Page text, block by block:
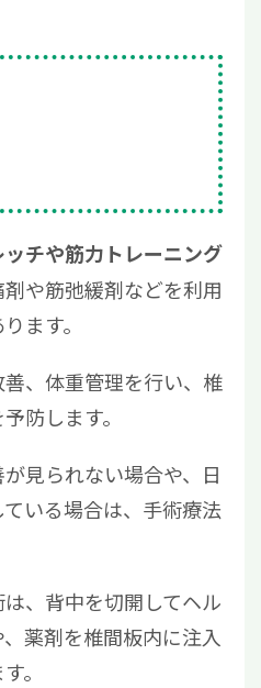
ッチや筋力トレーニング
や筋弛緩剤などを利用
ます。
、体重管理を行い、椎
防します。
見られない場合や、日
いる場合は、手術療法
、背中を切開してヘル
薬剤を椎間板内に注入
。